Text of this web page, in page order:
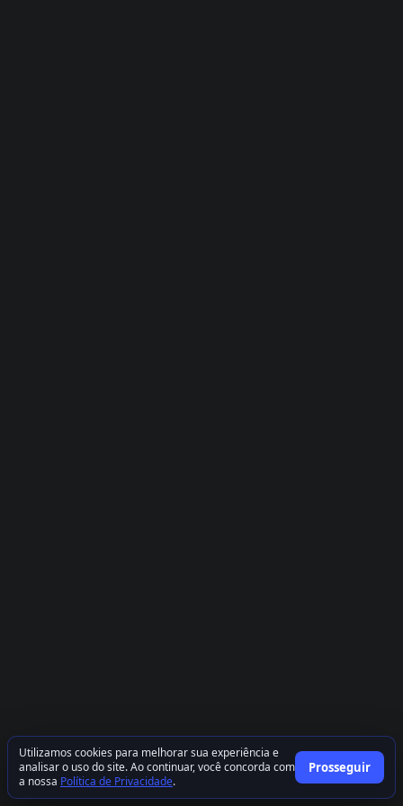
Utilizamos cookies para melhorar sua experiência e
analisar o uso do site. Ao continuar, você concorda com
a nossa Política de Privacidade.
Prosseguir